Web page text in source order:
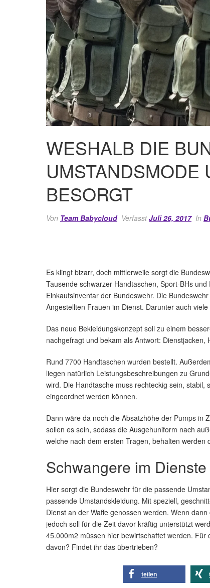
WESHALB DIE
UMSTANDSMODE
BESORGT
Von Team Babycloud VerfasstJuli 26, 2017 In
Es klingt bizarr, doch mittlerweile sorgt die
Tausende schwarzer Handtaschen, Sport-BHs
Einkaufsinventar der Bundeswehr. Die
Angestellten Frauen im Dienst. Darunter auch
Das neue Bekleidungskonzept soll zu einem
nachgefragt und bekam als Antwort:
Rund 7700 Handtaschen wurden bestellt.
liegen natürlich Leistungsbeschreibungen zu
wird. Die Handtasche muss rechteckig sein,
eingeordnet werden können.
Dann wäre da noch die Absatzhöhe der Pumps in
sollen es sein, sodass die Ausgehuniform nach
welche nach dem ersten Tragen, behalten werden
Schwangere im
Hier sorgt die Bundeswehr für die passende
passende Umstandskleidung. Mit speziell,
Dienst an der Waffe genossen werden. Wenn
jedoch soll für die Zeit davor kräftig unterstützt
45.000m2 müssen hier bewirtschaftet werden.
davon? Findet ihr das übertrieben?
teilen